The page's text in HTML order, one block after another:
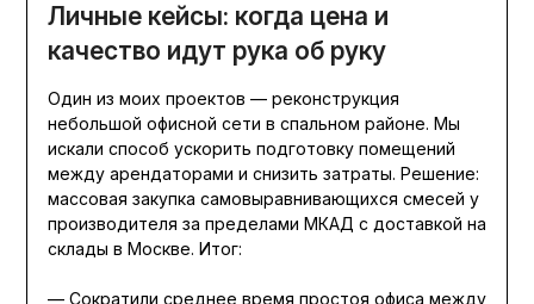
Личные кейсы: когда цена и
качество идут рука об руку
Один из моих проектов — реконструкция
небольшой офисной сети в спальном районе. Мы
искали способ ускорить подготовку помещений
между арендаторами и снизить затраты. Решение:
массовая закупка самовыравнивающихся смесей у
производителя за пределами МКАД с доставкой на
склады в Москве. Итог:
— Сократили среднее время простоя офиса между